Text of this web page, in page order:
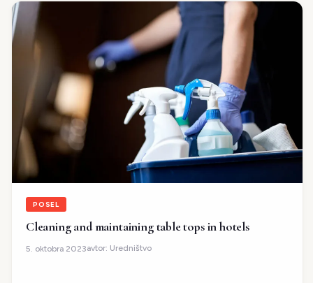
POSEL
Cleaning and maintaining table tops in hotels
5. oktobra 2023avtor: Uredništvo